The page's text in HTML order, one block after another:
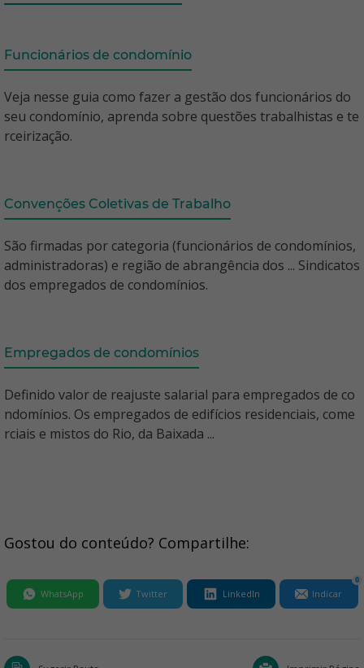
Funcionários de condomínio
Veja nesse guia como fazer a gestão dos funcionários do
seu condomínio, aprenda sobre questões trabalhistas e te
rceirização.
Convenções Coletivas de Trabalho
São firmadas por categoria (funcionários de condomínios,
administradoras) e região de abrangência dos ... Sindicatos
dos empregados de condomínios.
Empregados de condomínios
Definido valor de reajuste salarial para empregados de co
ndomínios. Os empregados de edifícios residenciais, come
rciais e mistos do Rio, da Baixada ...
Gostou do conteúdo? Compartilhe:
WhatsApp Twitter LinkedIn Indicar
0